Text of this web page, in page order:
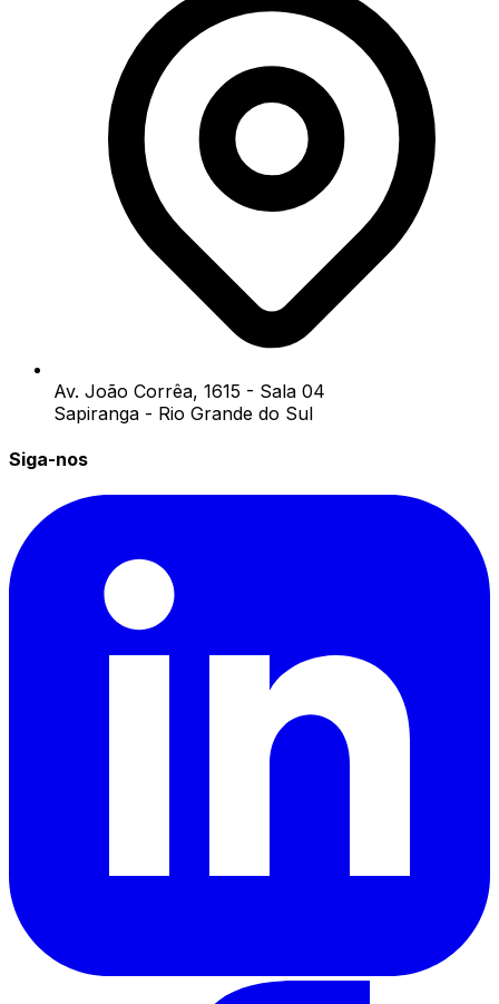
Av. João Corrêa, 1615 - Sala 04
Sapiranga - Rio Grande do Sul
Siga-nos